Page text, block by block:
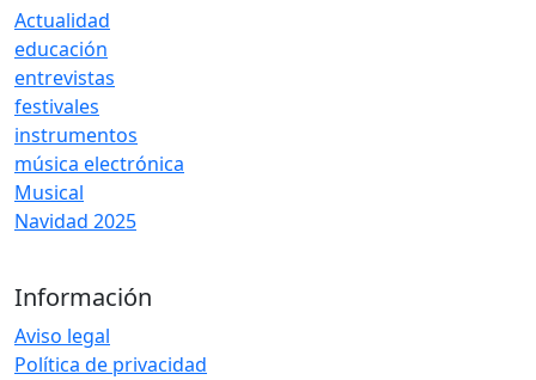
Actualidad
educación
entrevistas
festivales
instrumentos
música electrónica
Musical
Navidad 2025
Información
Aviso legal
Política de privacidad